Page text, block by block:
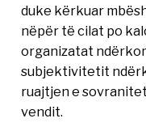
duke kërkuar
nëpër të cilat po
organizatat
subjektivitetit
ruajtjen e
vendit.